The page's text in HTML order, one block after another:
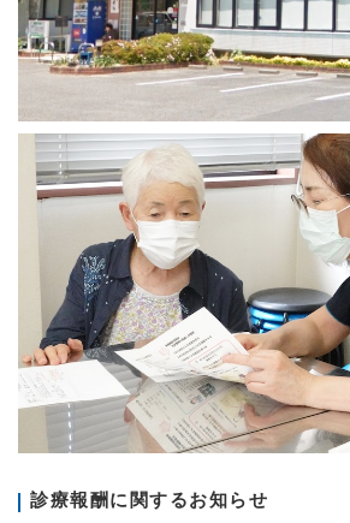
診療報酬に関するお知らせ